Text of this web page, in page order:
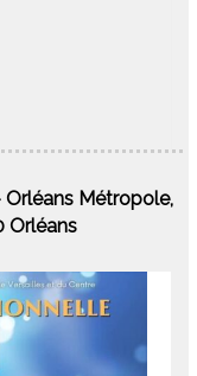
Métropole,
Orléans